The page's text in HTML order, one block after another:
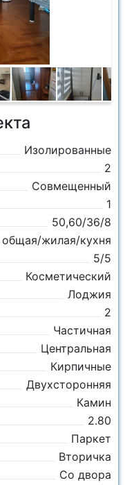
Изолированные
2
Совмещенный
1
50,60/36/8
общая/жилая/кухня
5/5
Косметический
Лоджия
2
Частичная
Центральная
Кирпичные
Двухсторонняя
Камин
2.80
Паркет
Вторичка
Со двора